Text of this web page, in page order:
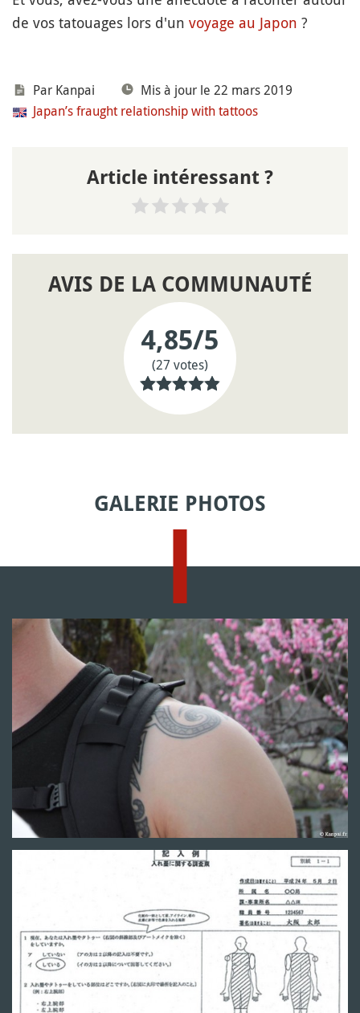
de vos tatouages lors d'un voyage au Japon ?
Par Kanpai
Mis à jour le 22 mars 2019
Japan’s fraught relationship with tattoos
Article intéressant ?
AVIS DE LA COMMUNAUTÉ
4,85/5
(27 votes)
GALERIE PHOTOS